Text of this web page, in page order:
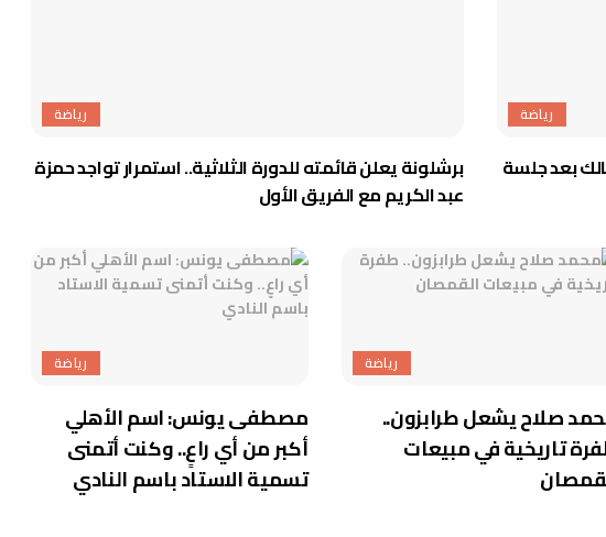
رياضة
بعد جلسة
رياضة
برشلونة يعلن قائمته للدورة الثلاثية.. استمرار تواجد حمزة
عبد الكريم مع الفريق الأول
رياضة
صلاح يشعل طرابزون..
تاريخية في مبيعات
رياضة
مصطفى يونس: اسم الأهلي
أكبر من أي راعٍ.. وكنت أتمنى
تسمية الاستاد باسم النادي